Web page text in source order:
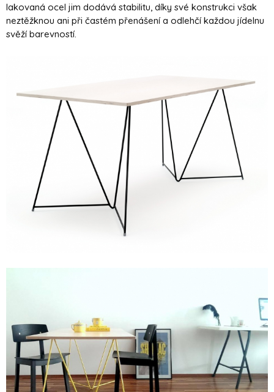
lakovaná ocel jim dodává stabilitu, díky své konstrukci však
neztěžknou ani při častém přenášení a odlehčí každou jídelnu
svěží barevností.